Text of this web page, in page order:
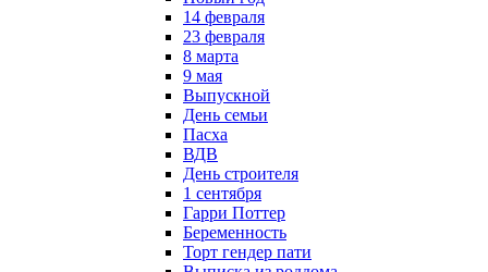
14 февраля
23 февраля
8 марта
9 мая
Выпускной
День семьи
Пасха
ВДВ
День строителя
1 сентября
Гарри Поттер
Беременность
Торт гендер пати